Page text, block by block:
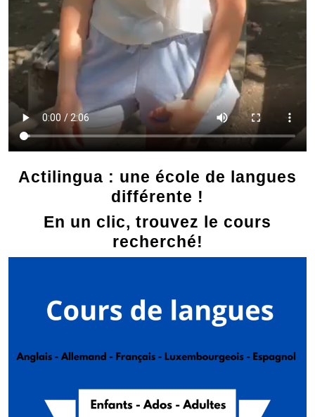
Actilingua : une école de langues
différente !
En un clic, trouvez le cours
recherché!